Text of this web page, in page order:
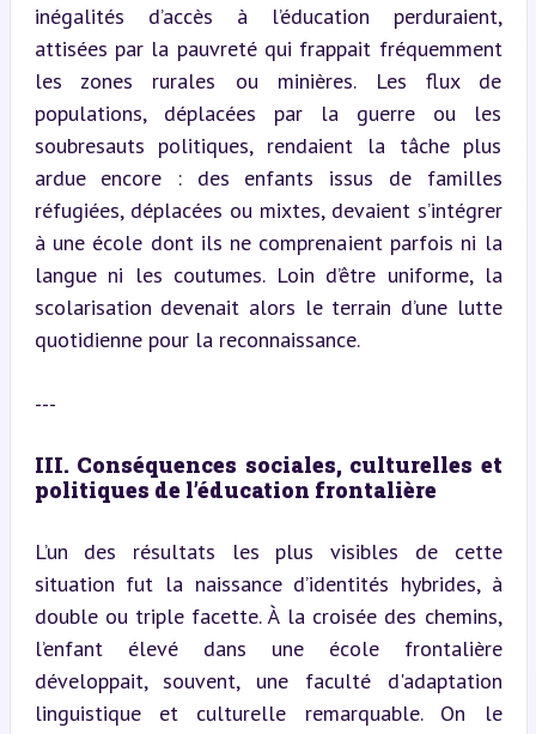
inégalités d’accès à l’éducation perduraient,
attisées par la pauvreté qui frappait fréquemment
les zones rurales ou minières. Les flux de
populations, déplacées par la guerre ou les
soubresauts politiques, rendaient la tâche plus
ardue encore : des enfants issus de familles
réfugiées, déplacées ou mixtes, devaient s’intégrer
à une école dont ils ne comprenaient parfois ni la
langue ni les coutumes. Loin d’être uniforme, la
scolarisation devenait alors le terrain d’une lutte
quotidienne pour la reconnaissance.
---
III. Conséquences sociales, culturelles et
politiques de l’éducation frontalière
L’un des résultats les plus visibles de cette
situation fut la naissance d’identités hybrides, à
double ou triple facette. À la croisée des chemins,
l’enfant élevé dans une école frontalière
développait, souvent, une faculté d'adaptation
linguistique et culturelle remarquable. On le